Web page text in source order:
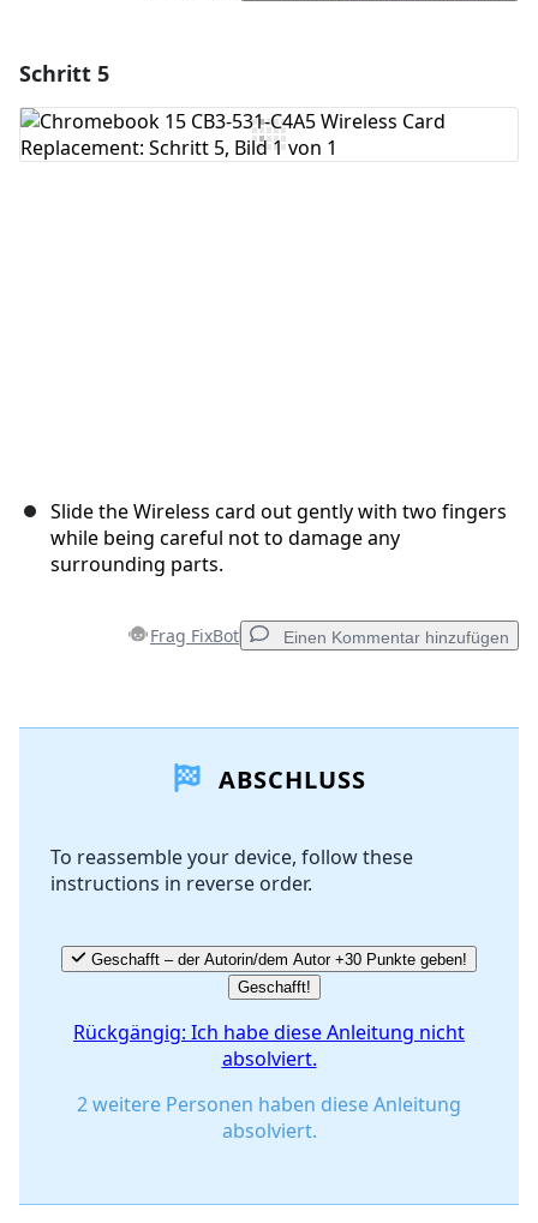
Kommentar hinzufügen
Schritt 5
Slide the Wireless card out gently with two fingers
while being careful not to damage any
surrounding parts.
Frag FixBot Einen Kommentar hinzufügen
Kommentar hinzufügen
Abbrechen
ABSCHLUSS
To reassemble your device, follow these
instructions in reverse order.
Geschafft – der Autorin/dem Autor +30 Punkte geben!
Geschafft!
Rückgängig: Ich habe diese Anleitung nicht
absolviert.
2 weitere Personen haben diese Anleitung
absolviert.